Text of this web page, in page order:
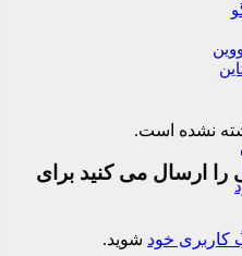
نشده است.
را ارسال می کنید برای
کاربری خود شوید.